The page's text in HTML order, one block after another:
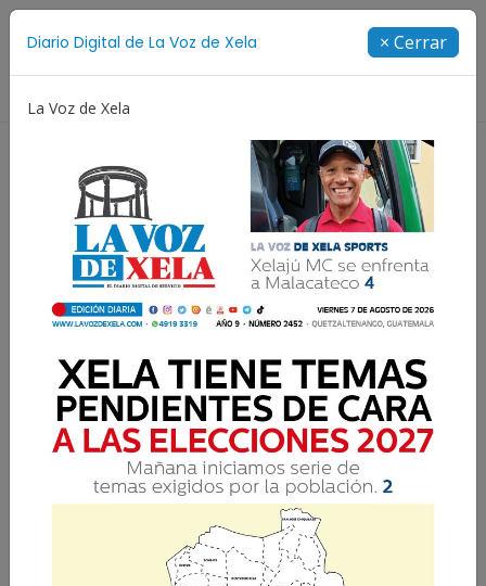
Diario Digital de La Voz de Xela × Cerrar
La Voz de Xela
Resultados para: Semifinales